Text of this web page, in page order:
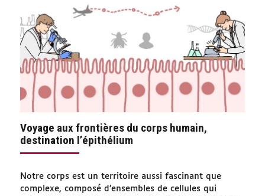
Voyage aux frontières du corps humain,
destination l’épithélium
Notre corps est un territoire aussi fascinant que
complexe, composé d’ensembles de cellules qui